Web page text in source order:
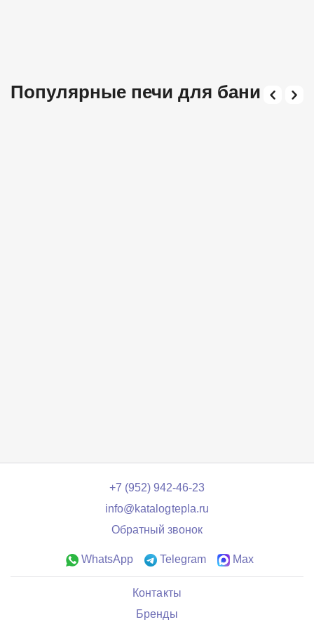
Популярные печи для бани
+7 (952) 942-46-23
info@katalogtepla.ru
Обратный звонок
WhatsApp Telegram Max
Контакты
Бренды